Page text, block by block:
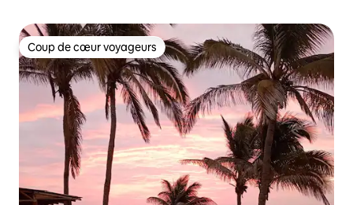
Coup de cœur voyageurs
Coup de cœur voyageurs